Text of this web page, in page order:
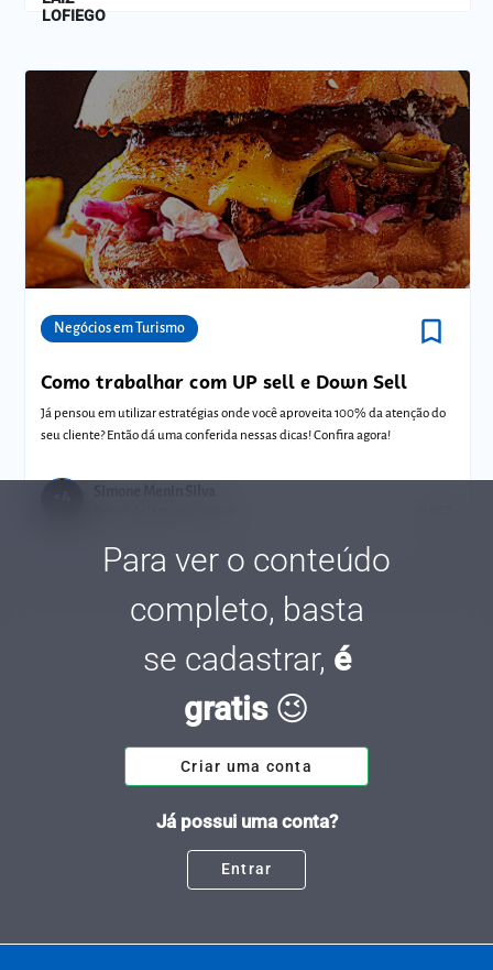
Negócios em Turismo bookmark_border
Como trabalhar com UP sell e Down Sell
Já pensou em utilizar estratégias onde você aproveita 100% da atenção do
seu cliente? Então dá uma conferida nessas dicas! Confira agora!
Para ver o conteúdo
completo, basta
se cadastrar, é
gratis😉
Criar uma conta
Já possui uma conta?
Entrar